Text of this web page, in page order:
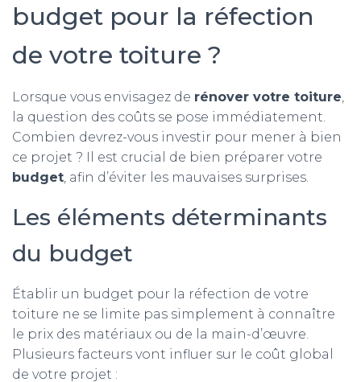
budget pour la réfection
de votre toiture ?
Lorsque vous envisagez de rénover votre toiture,
la question des coûts se pose immédiatement.
Combien devrez-vous investir pour mener à bien
ce projet ? Il est crucial de bien préparer votre
budget, afin d’éviter les mauvaises surprises.
Les éléments déterminants
du budget
Établir un budget pour la réfection de votre
toiture ne se limite pas simplement à connaître
le prix des matériaux ou de la main-d’œuvre.
Plusieurs facteurs vont influer sur le coût global
de votre projet :